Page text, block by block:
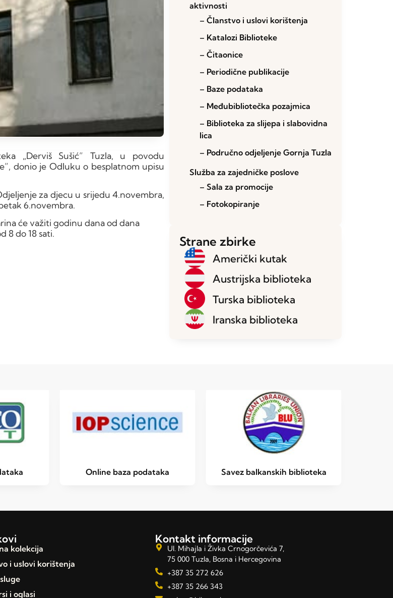
„Derviš Sušić” Tuzla, u povodu
donio je Odluku o besplatnom upisu
za djecu u srijedu 4.novembra,
6.novembra.
će važiti godinu dana od dana
8 do 18 sati.
aktivnosti
– Članstvo i uslovi korištenja
– Katalozi Biblioteke
– Čitaonice
– Periodične publikacije
– Baze podataka
– Međubibliotečka pozajmica
– Biblioteka za slijepa i slabovidna
lica
– Područno odjeljenje Gornja Tuzla
Služba za zajedničke poslove
– Sala za promocije
– Fotokopiranje
Strane zbirke
Američki kutak
Austrijska biblioteka
Turska biblioteka
Iranska biblioteka
Online baza podataka Savez balkanskih biblioteka
kolekcija
i uslovi korištenja
i oglasi
Kontakt informacije
Ul. Mihajla i Živka Crnogorčevića 7,
75 000 Tuzla, Bosna i Hercegovina
+387 35 272 626
+387 35 266 343